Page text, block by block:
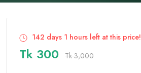
142 days 1 hours left at this price!
Tk 300 Tk 3,000